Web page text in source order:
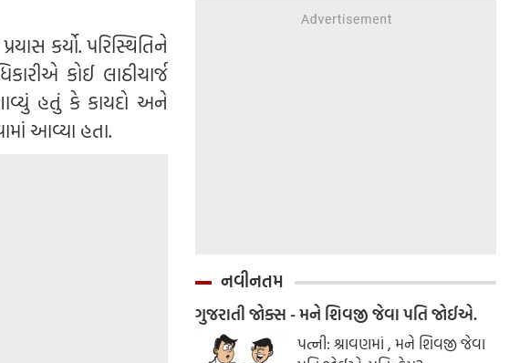
કર્યો. પરિસ્થિતિને
કોઈ લાઠીચાર્જ
હતું કે કાયદો અને
આવ્યા હતા.
નવીનતમ
ગુજરાતી જોક્સ - મને શિવજી જેવા પતિ જોઈએ.
પત્ની: શ્રાવણમાં , મને શિવજી જેવા